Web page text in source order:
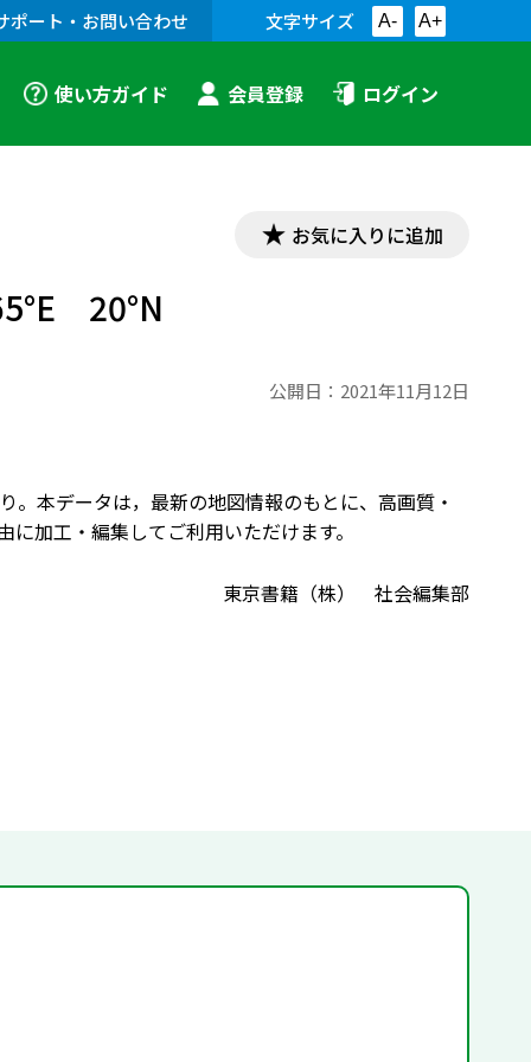
ポート・お問い合わせ 文字サイズ A- A+
使い方ガイド 会員登録 ログイン
お気に入りに追加
20°N
公開日： 2021年11月12日
本データは，最新の地図情報のもとに、高画質・
加工・編集してご利用いただけます。
東京書籍（株） 社会編集部